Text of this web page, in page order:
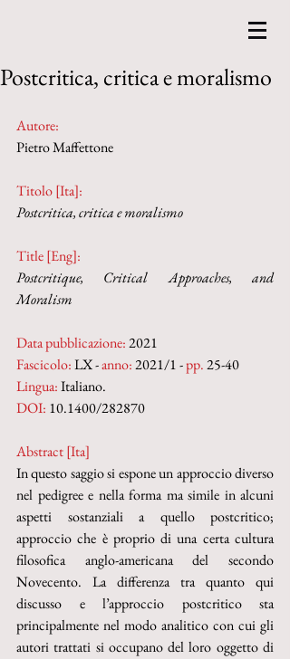
Postcritica, critica e moralismo
Autore:
Pietro Maffettone
Titolo [Ita]:
Postcritica, critica e moralismo
Title [Eng]:
Postcritique, Critical Approaches, and
Moralism
Data pubblicazione: 2021
Fascicolo: LX - anno: 2021/1 - pp. 25-40
Lingua: Italiano.
DOI: 10.1400/282870
Abstract [Ita]
In questo saggio si espone un approccio diverso
nel pedigree e nella forma ma simile in alcuni
aspetti sostanziali a quello postcritico;
approccio che è proprio di una certa cultura
filosofica anglo-americana del secondo
Novecento. La differenza tra quanto qui
discusso e l’approccio postcritico sta
principalmente nel modo analitico con cui gli
autori trattati si occupano del loro oggetto di